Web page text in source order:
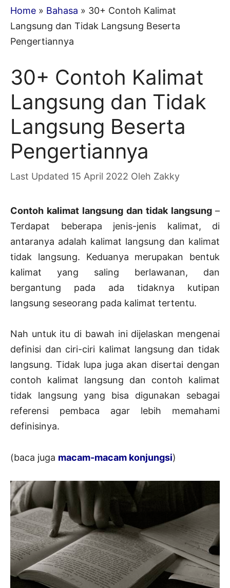
Home » Bahasa » 30+ Contoh Kalimat
Langsung dan Tidak Langsung Beserta
Pengertiannya
30+ Contoh Kalimat
Langsung dan Tidak
Langsung Beserta
Pengertiannya
15 April 2022 Oleh Zakky
Contoh kalimat langsung dan tidak langsung –
Terdapat beberapa jenis-jenis kalimat, di
antaranya adalah kalimat langsung dan kalimat
tidak langsung. Keduanya merupakan bentuk
kalimat yang saling berlawanan, dan
bergantung pada ada tidaknya kutipan
langsung seseorang pada kalimat tertentu.
Nah untuk itu di bawah ini dijelaskan mengenai
definisi dan ciri-ciri kalimat langsung dan tidak
langsung. Tidak lupa juga akan disertai dengan
contoh kalimat langsung dan contoh kalimat
tidak langsung yang bisa digunakan sebagai
referensi pembaca agar lebih memahami
definisinya.
(baca juga macam-macam konjungsi)